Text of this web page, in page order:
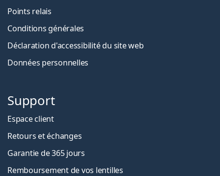
Points relais
Conditions générales
Déclaration d'accessibilité du site web
Données personnelles
Support
Espace client
Retours et échanges
Garantie de 365 jours
Remboursement de vos lentilles